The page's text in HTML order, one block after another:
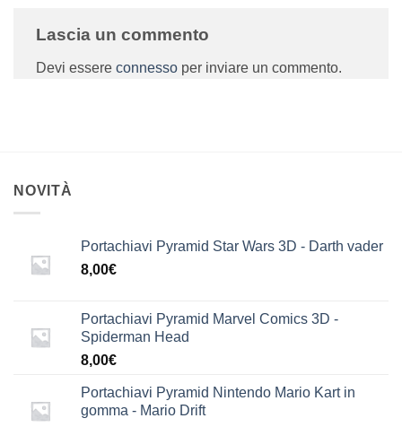
Lascia un commento
Devi essere connesso per inviare un commento.
NOVITÀ
Portachiavi Pyramid Star Wars 3D - Darth vader
8,00€
Portachiavi Pyramid Marvel Comics 3D -
Spiderman Head
8,00€
Portachiavi Pyramid Nintendo Mario Kart in
gomma - Mario Drift